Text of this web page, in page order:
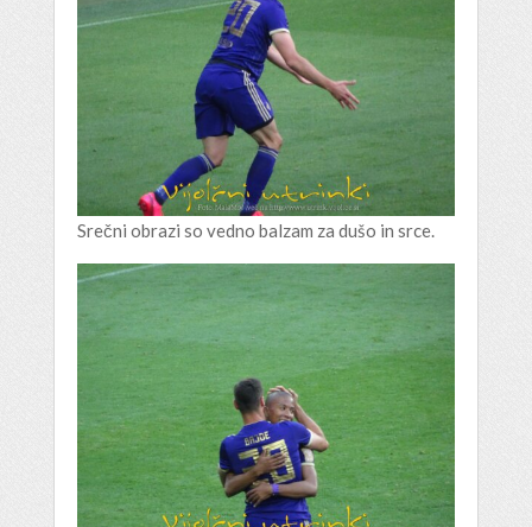
Srečni obrazi so vedno balzam za dušo in srce.